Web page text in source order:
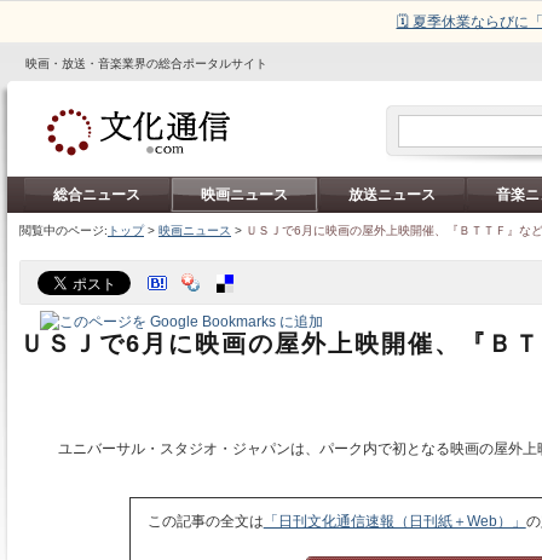
🗓️ 夏季休業ならびに
映画・放送・音楽業界の総合ポータルサイト
総合ニュース 映画ニュース 放送ニュース 音楽
閲覧中のページ: トップ> 映画ニュース > ＵＳＪで6月に映画の屋外上映開催、『ＢＴＴＦ』など
ＵＳＪで6月に映画の屋外上映開催、『Ｂ
ユニバーサル・スタジオ・ジャパンは、パーク内で初となる映画の屋外
この記事の全文は 「日刊文化通信速報（日刊紙＋Web）」